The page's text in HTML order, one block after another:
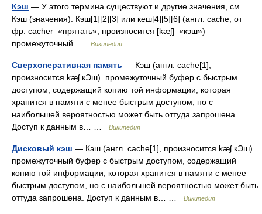
Кэш — У этого термина существуют и другие значения, см.
Кэш (значения). Кэш[1][2][3] или кеш[4][5][6] (англ. cache, от
фр. cacher «прятать»; произносится [kæʃ] «кэш»)
промежуточный …
Википедия
Сверхоперативная память — Кэш (англ. cache[1],
произносится kæʃ кЭш) промежуточный буфер с быстрым
доступом, содержащий копию той информации, которая
хранится в памяти с менее быстрым доступом, но с
наибольшей вероятностью может быть оттуда запрошена.
Доступ к данным в… …
Википедия
Дисковый кэш — Кэш (англ. cache[1], произносится kæʃ кЭш)
промежуточный буфер с быстрым доступом, содержащий
копию той информации, которая хранится в памяти с менее
быстрым доступом, но с наибольшей вероятностью может быть
оттуда запрошена. Доступ к данным в… …
Википедия